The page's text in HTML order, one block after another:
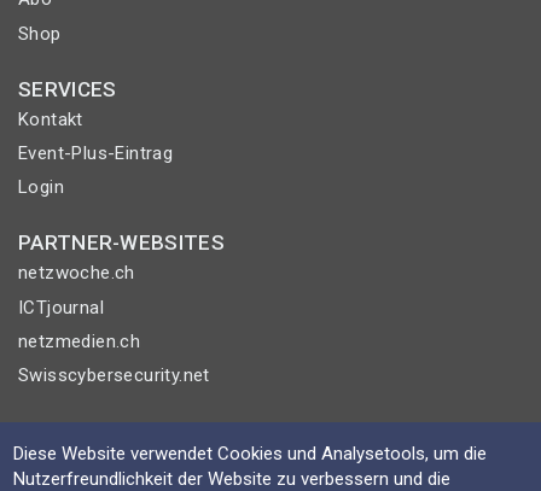
Shop
SERVICES
Kontakt
Event-Plus-Eintrag
Login
PARTNER-WEBSITES
netzwoche.ch
ICTjournal
netzmedien.ch
Swisscybersecurity.net
© NETZMEDIEN AG 2026
Impressum
Diese Website verwendet Cookies und Analysetools, um die
Nutzerfreundlichkeit der Website zu verbessern und die